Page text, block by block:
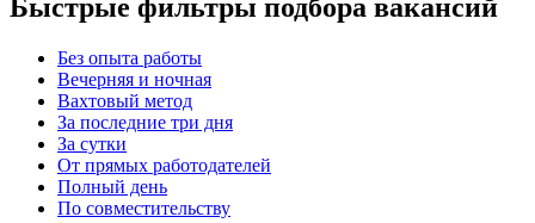
Быстрые фильтры подбора вакансий
Без опыта работы
Вечерняя и ночная
Вахтовый метод
За последние три дня
За сутки
От прямых работодателей
Полный день
По совместительству